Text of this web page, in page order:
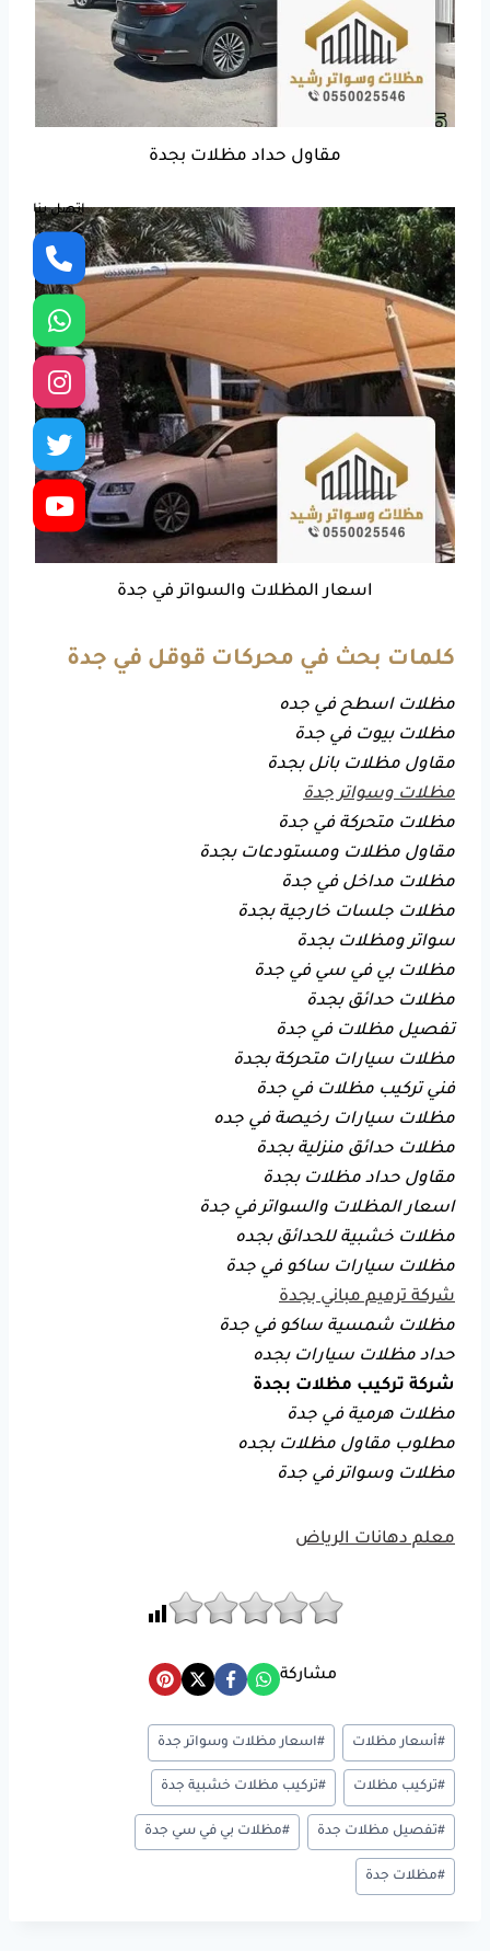
مقاول حداد مظلات بجدة
اسعار المظلات والسواتر في جدة
كلمات بحث في محركات قوقل في جدة
مظلات اسطح في جده
مظلات بيوت في جدة
مقاول مظلات بانل بجدة
مظلات وسواتر جدة
مظلات متحركة في جدة
مقاول مظلات ومستودعات بجدة
مظلات مداخل في جدة
مظلات جلسات خارجية بجدة
سواتر ومظلات بجدة
مظلات بي في سي في جدة
مظلات حدائق بجدة
تفصيل مظلات في جدة
مظلات سيارات متحركة بجدة
فني تركيب مظلات في جدة
مظلات سيارات رخيصة في جده
مظلات حدائق منزلية بجدة
مقاول حداد مظلات بجدة
اسعار المظلات والسواتر في جدة
مظلات خشبية للحدائق بجده
مظلات سيارات ساكو في جدة
شركة ترميم مباني بجدة
مظلات شمسية ساكو في جدة
حداد مظلات سيارات بجده
شركة تركيب مظلات بجدة
مظلات هرمية في جدة
مطلوب مقاول مظلات بجده
مظلات وسواتر في جدة
معلم دهانات الرياض
مشاركة
وسوم
المقال:
#أسعار مظلات #اسعار مظلات وسواتر جدة
#تركيب مظلات #تركيب مظلات خشبية جدة
#تفصيل مظلات جدة #مظلات بي في سي جدة
#مظلات جدة
اتصل بنا